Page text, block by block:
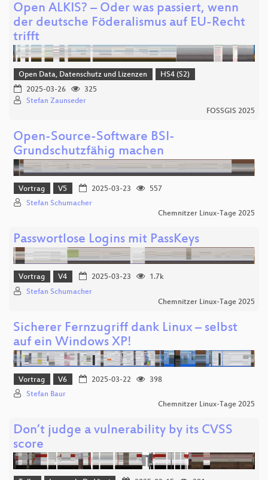
Open ALKIS? – Oder was passiert, wenn
der deutsche Föderalismus auf EU-Recht
trifft
Open Data, Datenschutz und Lizenzen
HS4 (S2)
2025-03-26
325
Stefan Zaunseder
FOSSGIS 2025
Open-Source-Software BSI-
Grundschutzfähig machen
Vortrag V5 2025-03-23
557
Stefan Schumacher
Chemnitzer Linux-Tage 2025
Passwortlose Logins mit PassKeys
Vortrag V4 2025-03-23
1.7k
Stefan Schumacher
Chemnitzer Linux-Tage 2025
Sicherer Fernzugriff dank Linux – selbst
auf ein Windows XP!
Vortrag V6 2025-03-22
398
Stefan Baur
Chemnitzer Linux-Tage 2025
Don’t judge a vulnerability by its CVSS
score